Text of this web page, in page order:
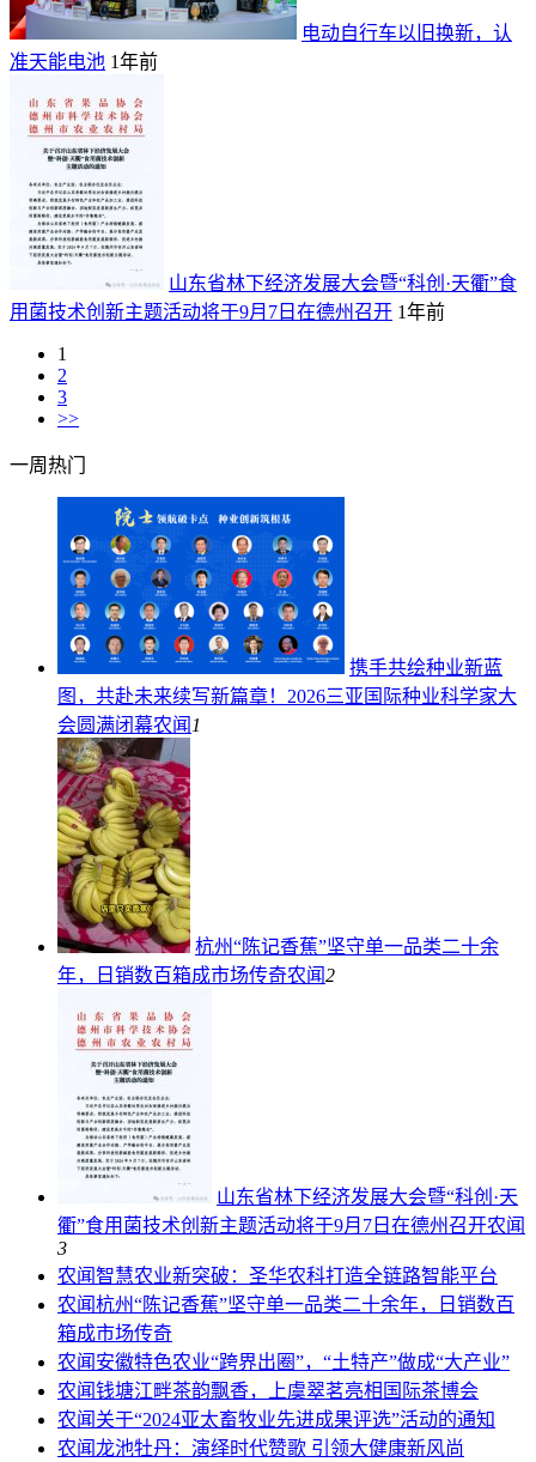
电动自行车以旧换新，认
准天能电池 1年前
山东省林下经济发展大会暨“科创·天衢”食
用菌技术创新主题活动将于9月7日在德州召开 1年前
1
2
3
>>
一周热门
携手共绘种业新蓝
图，共赴未来续写新篇章！2026三亚国际种业科学家大
会圆满闭幕农闻 1
杭州“陈记香蕉”坚守单一品类二十余
年，日销数百箱成市场传奇农闻2
山东省林下经济发展大会暨“科创·天
衢”食用菌技术创新主题活动将于9月7日在德州召开农闻
3
农闻智慧农业新突破：圣华农科打造全链路智能平台
农闻杭州“陈记香蕉”坚守单一品类二十余年，日销数百
箱成市场传奇
农闻 安徽特色农业“跨界出圈”，“土特产”做成“大产业”
农闻钱塘江畔茶韵飘香，上虞翠茗亮相国际茶博会
农闻 关于“2024亚太畜牧业先进成果评选”活动的通知
农闻龙池牡丹：演绎时代赞歌 引领大健康新风尚